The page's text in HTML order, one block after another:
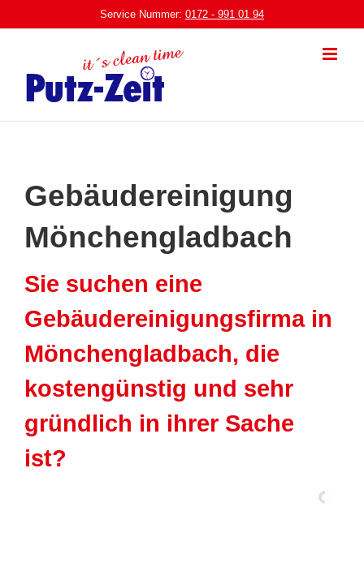
Inhalt
Service Nummer: 0172 - 991 01 94
Gebäudereinigung
Mönchengladbach
Sie suchen eine
Gebäudereinigungsfirma in
Mönchengladbach, die
kostengünstig und sehr
gründlich in ihrer Sache
ist?